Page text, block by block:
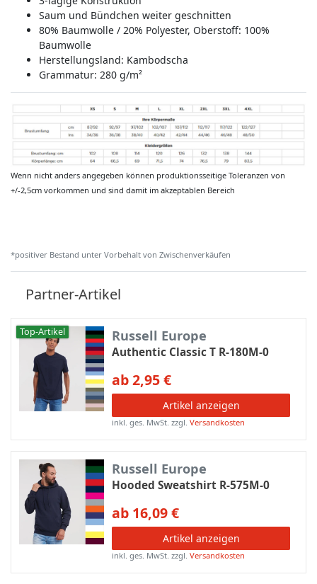
Saum und Bündchen weiter geschnitten
80% Baumwolle / 20% Polyester, Oberstoff: 100%
Baumwolle
Herstellungsland: Kambodscha
Grammatur: 280 g/m²
Wenn nicht anders angegeben können produktionsseitige Toleranzen von
+/-2,5cm vorkommen und sind damit im akzeptablen Bereich
*positiver Bestand unter Vorbehalt von Zwischenverkäufen
Partner-Artikel
Top-Artikel Russell Europe
Authentic Classic T R-180M-0
ab 2,95 €
Artikel anzeigen
inkl. ges. MwSt. zzgl.Versandkosten
Russell Europe
Hooded Sweatshirt R-575M-0
ab 16,09 €
Artikel anzeigen
inkl. ges. MwSt. zzgl.Versandkosten